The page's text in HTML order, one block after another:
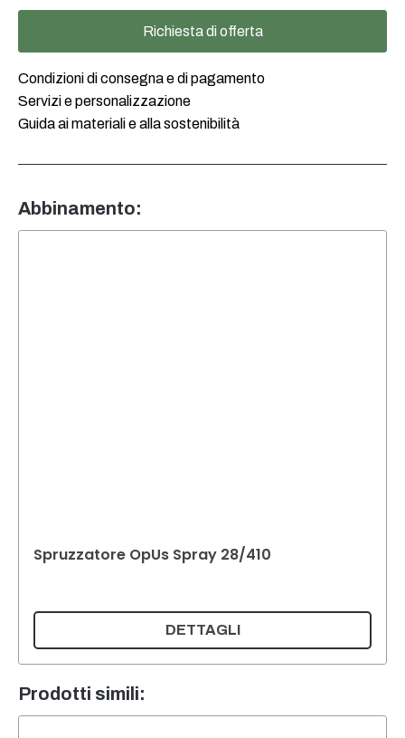
Richiesta di offerta
Condizioni di consegna e di pagamento
Servizi e personalizzazione
Guida ai materiali e alla sostenibilità
Abbinamento:
Spruzzatore OpUs Spray 28/410
DETTAGLI
Prodotti simili: